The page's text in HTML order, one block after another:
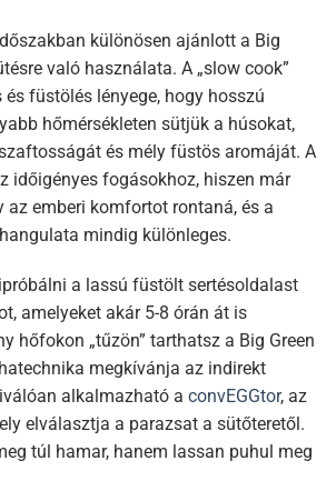
különösen ajánlott a Big
való használata. A „slow cook”
füstölés lényege, hogy hosszú
hőmérsékleten sütjük a húsokat,
és mély füstös aromáját. A
időigényes fogásokhoz, hiszen már
az emberi komfortot rontaná, és a
mindig különleges.
a lassú füstölt sertésoldalast
amelyeket akár 5-8 órán át is
hőfokon „tűzön” tarthatsz a Big Green
megkívánja az indirekt
alkalmazható a convEGGtor, az
elválasztja a parazsat a sütőteretől.
túl hamar, hanem lassan puhul meg